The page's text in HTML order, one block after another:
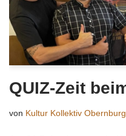
QUIZ-Zeit
von Kultur Kollektiv